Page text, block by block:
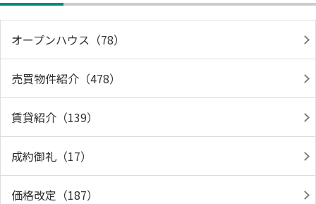
オープンハウス（78）
売買物件紹介（478）
賃貸紹介（139）
成約御礼（17）
価格改定（187）